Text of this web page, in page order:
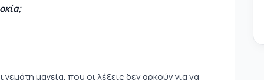
μαγεία, που οι λέξεις δεν αρκούν για να